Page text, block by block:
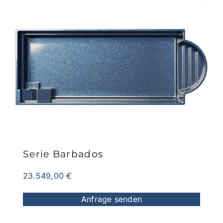
Varianten
auf.
Die
Optionen
können
auf
der
Serie Barbados
23.549,00€
Anfrage senden